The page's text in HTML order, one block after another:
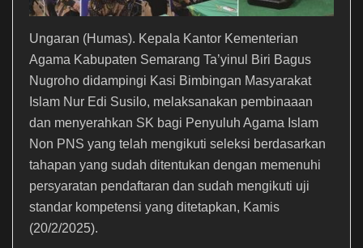
Ungaran (Humas). Kepala Kantor Kementerian
Agama Kabupaten Semarang Ta’yinul Biri Bagus
Nugroho didampingi Kasi Bimbingan Masyarakat
Islam Nur Edi Susilo, melaksanakan pembinaaan
dan menyerahkan SK bagi Penyuluh Agama Islam
Non PNS yang telah mengikuti seleksi berdasarkan
tahapan yang sudah ditentukan dengan memenuhi
persyaratan pendaftaran dan sudah mengikuti uji
standar kompetensi yang ditetapkan, Kamis
(20/2/2025).